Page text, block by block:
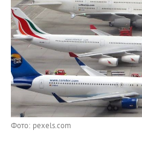
Фото: pexels.com